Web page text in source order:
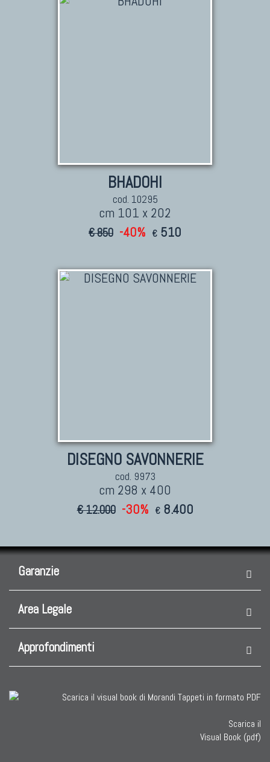
BHADOHI
cod. 10295
cm 101 x 202
€ 850 -40% € 510
DISEGNO SAVONNERIE
cod. 9973
cm 298 x 400
€ 12.000 -30% € 8.400
Garanzie
Area Legale
Approfondimenti
Scarica il
Visual Book (pdf)